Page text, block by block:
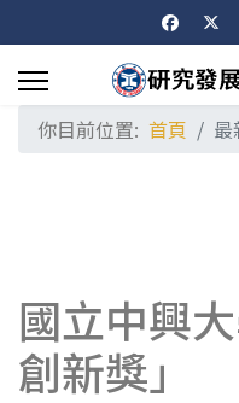
你目前位置: 首頁 最
國立中興
創新獎」